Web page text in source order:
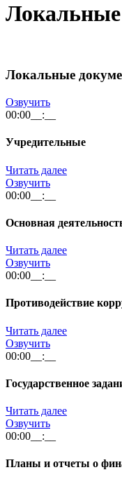
Локальные
Озвучить
00:00 __:__
Учредительные
Читать далее
Озвучить
00:00 __:__
Основная
Читать далее
Озвучить
00:00 __:__
Противодейст­вие
Читать далее
Озвучить
00:00 __:__
Государственное
Читать далее
Озвучить
00:00 __:__
Планы и отчеты о